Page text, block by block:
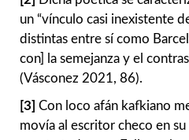
un “vínculo casi inexistente
distintas entre sí como
con] la semejanza y el
(Vásconez 2021, 86).
[3] Con loco afán kafkiano
movía al escritor checo en